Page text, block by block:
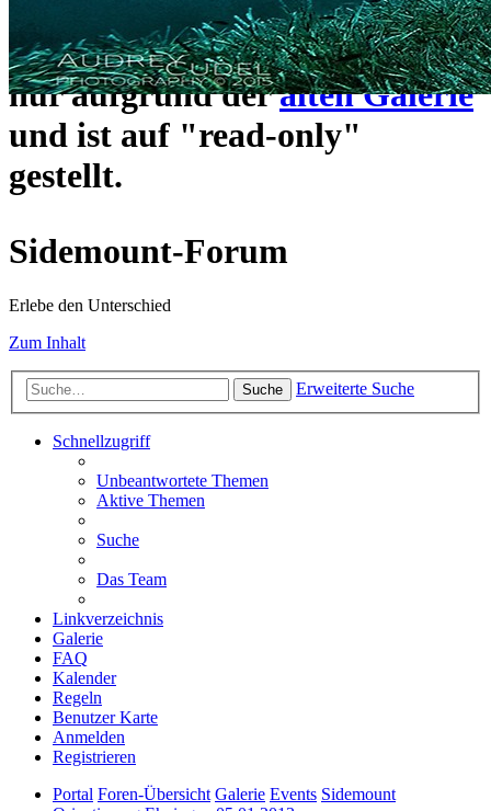
Das alte Forum hier existiert
nur aufgrund deralten Galerie
und ist auf "read-only"
gestellt.
Sidemount-Forum
Erlebe den Unterschied
Zum Inhalt
Suche Erweiterte Suche
Schnellzugriff
Unbeantwortete Themen
Aktive Themen
Suche
Das Team
Linkverzeichnis
Galerie
FAQ
Kalender
Regeln
Benutzer Karte
Anmelden
Registrieren
Portal Foren-Übersicht Galerie Events Sidemount